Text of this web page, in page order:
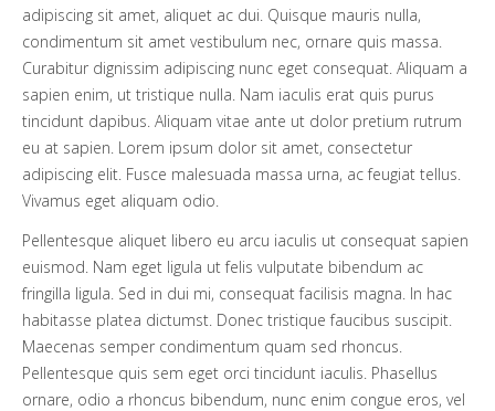
adipiscing sit amet, aliquet ac dui. Quisque mauris nulla,
condimentum sit amet vestibulum nec, ornare quis massa.
Curabitur dignissim adipiscing nunc eget consequat. Aliquam a
sapien enim, ut tristique nulla. Nam iaculis erat quis purus
tincidunt dapibus. Aliquam vitae ante ut dolor pretium rutrum
eu at sapien. Lorem ipsum dolor sit amet, consectetur
adipiscing elit. Fusce malesuada massa urna, ac feugiat tellus.
Vivamus eget aliquam odio.
Pellentesque aliquet libero eu arcu iaculis ut consequat sapien
euismod. Nam eget ligula ut felis vulputate bibendum ac
fringilla ligula. Sed in dui mi, consequat facilisis magna. In hac
habitasse platea dictumst. Donec tristique faucibus suscipit.
Maecenas semper condimentum quam sed rhoncus.
Pellentesque quis sem eget orci tincidunt iaculis. Phasellus
ornare, odio a rhoncus bibendum, nunc enim congue eros, vel